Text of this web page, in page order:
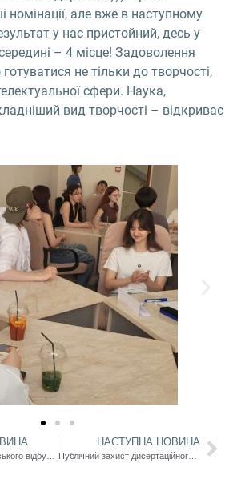
номінації, але вже в наступному
у нас пристойний, десь у
– 4 місце! Задоволення
не тільки до творчості,
сфери. Наука,
вид творчості – відкриває
НАСТУПНА НОВИНА
Публічний захист дисертаційного дослідження Стаценко Наталії Вікторівни